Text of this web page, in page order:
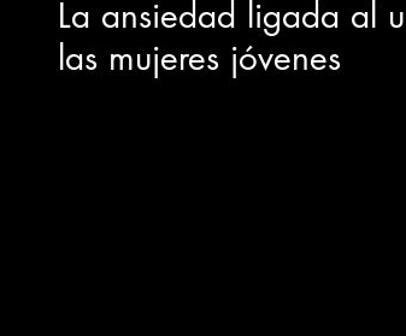
TECNOLOGIA
La ansiedad ligada al
las mujeres jóvenes